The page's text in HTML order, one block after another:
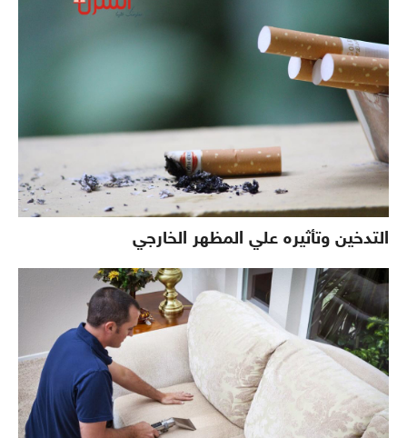
التدخين وتأثيره علي المظهر الخارجي